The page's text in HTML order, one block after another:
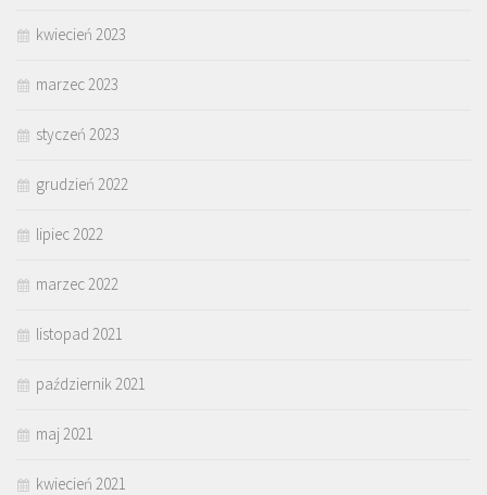
kwiecień 2023
marzec 2023
styczeń 2023
grudzień 2022
lipiec 2022
marzec 2022
listopad 2021
październik 2021
maj 2021
kwiecień 2021